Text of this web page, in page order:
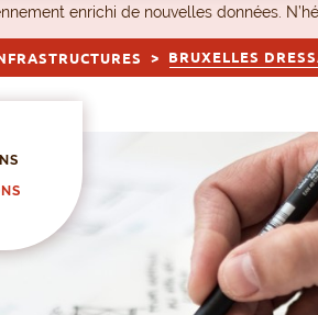
enrichi de nouvelles données.
BRUXELLES